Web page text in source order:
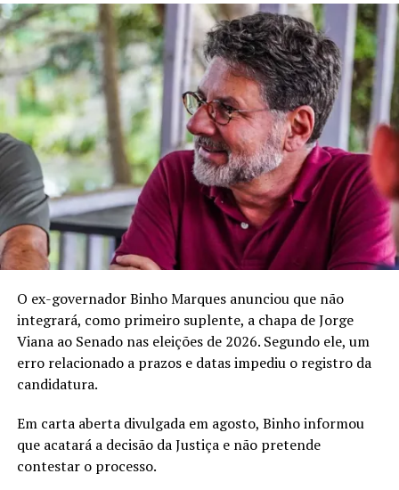
eu ser policial militar. Logicamente, isso contribuiu. A
hierarquia e a disciplina me deram mais robustez para
ter esse posicionamento firme de dizer sim quando é sim
e não quando é não”, declara.
Ele também coloca o respeito às diferenças entre os
valores que pretende levar para a atuação política. “Eu
não sou melhor do que ninguém, nem dono da razão.
Posso não concordar com alguma coisa que você venha a
me falar, mas vou defender o seu direito de falar. A gente
vive em um país democrático. Para mim, o respeito está
acima de tudo”, diz.
O ex-governador Binho Marques anunciou que não
integrará, como primeiro suplente, a chapa de Jorge
Viana ao Senado nas eleições de 2026. Segundo ele, um
erro relacionado a prazos e datas impediu o registro da
candidatura.
Em carta aberta divulgada em agosto, Binho informou
que acatará a decisão da Justiça e não pretende
contestar o processo.